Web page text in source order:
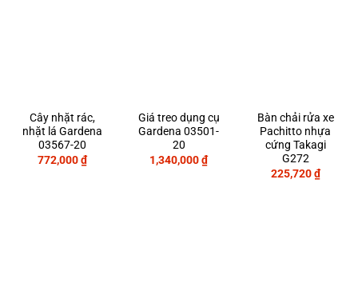
Cây nhặt rác,
nhặt lá Gardena
03567-20
772,000₫
Giá treo dụng cụ
Gardena 03501-
20
1,340,000₫
Bàn chải rửa xe
Pachitto nhựa
cứng Takagi
G272
225,720₫